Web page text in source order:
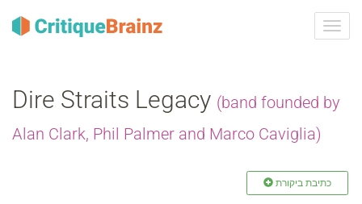
ברר
ניווט
Dire Straits Legacy (band founded by
Alan Clark, Phil Palmer and Marco Caviglia)
כתיבת ביקורת